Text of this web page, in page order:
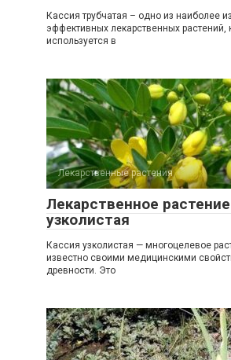
Кассия трубчатая – одно из наиболее
эффективных лекарственных растений,
используется в
Лекарственные растения
Лекарственное
узколистая
Кассия узколистая — многоцелевое
известно своими медицинскими
древности. Это